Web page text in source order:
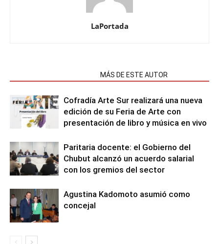
LaPortada
MÁS DE ESTE AUTOR
Cofradía Arte Sur realizará una nueva
edición de su Feria de Arte con
presentación de libro y música en vivo
Paritaria docente: el Gobierno del
Chubut alcanzó un acuerdo salarial
con los gremios del sector
Agustina Kadomoto asumió como
concejal